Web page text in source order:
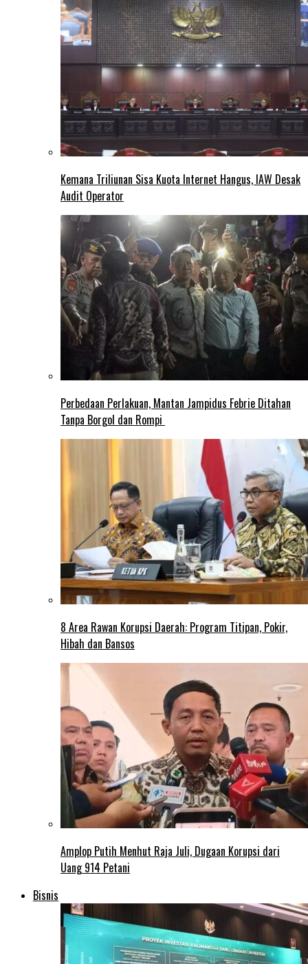
Kemana Triliunan Sisa Kuota Internet Hangus, IAW Desak
Audit Operator
Perbedaan Perlakuan, Mantan Jampidus Febrie Ditahan
Tanpa Borgol dan Rompi
8 Area Rawan Korupsi Daerah: Program Titipan, Pokir,
Hibah dan Bansos
Amplop Putih Menhut Raja Juli, Dugaan Korupsi dari
Uang 914 Petani
Bisnis